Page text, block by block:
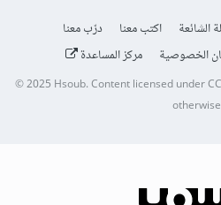
الشائعة اكتب معنا
درّب معنا
الخصوصية مركز المساعدة
© 2025Hsoub.Content licensed under